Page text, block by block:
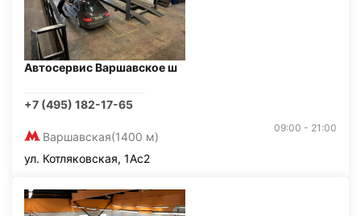
Автосервис Варшавское ш
+7 (495) 182-17-65
Варшавская(1400 м)
09:00 - 21:00
ул. Котляковская, 1Ас2